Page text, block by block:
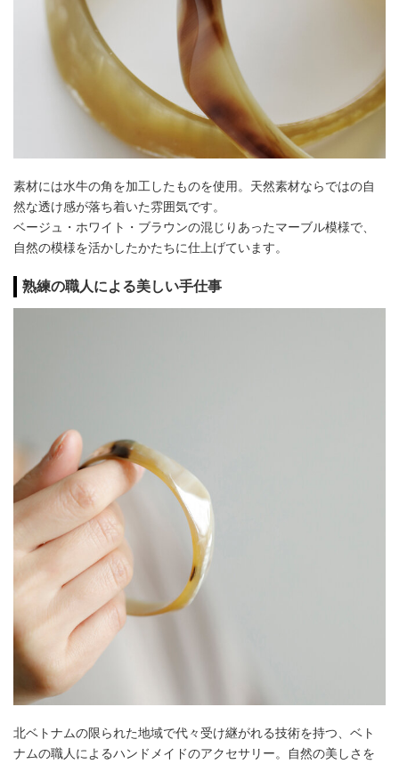
素材には水牛の角を加工したものを使用。天然素材ならではの自
然な透け感が落ち着いた雰囲気です。
ベージュ・ホワイト・ブラウンの混じりあったマーブル模様で、
自然の模様を活かしたかたちに仕上げています。
熟練の職人による美しい手仕事
北ベトナムの限られた地域で代々受け継がれる技術を持つ、ベト
ナムの職人によるハンドメイドのアクセサリー。自然の美しさを